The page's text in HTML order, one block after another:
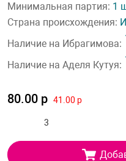
Минимальная партия: 1
Страна происхождения:
Наличие на Ибрагимова:
Наличие на Аделя Кутуя:
80.00 р 41.00 р